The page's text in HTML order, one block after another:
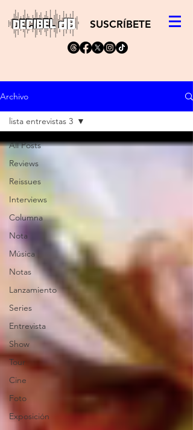
SUSCRÍBETE
Archivo
All Posts
Reviews
Reissues
Interviews
Columna
Nota
Música
Notas
Lanzamiento
Series
Entrevista
Show
Tour
Cine
Foto
Exposición
lista entrevistas 3